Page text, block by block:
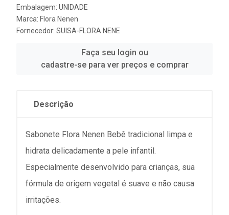
Embalagem: UNIDADE
Marca: Flora Nenen
Fornecedor: SUISA-FLORA NENE
Faça seu login ou
cadastre-se para ver preços e comprar
Descrição
Sabonete Flora Nenen Bebê tradicional limpa e
hidrata delicadamente a pele infantil.
Especialmente desenvolvido para crianças, sua
fórmula de origem vegetal é suave e não causa
irritações.